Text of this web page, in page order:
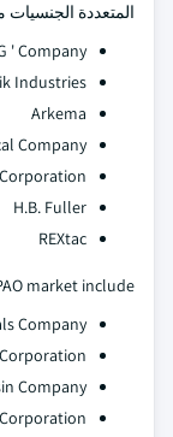
المتعددة الجنسيات
' Company
Industries
Arkema
Company
H.B. Fuller
REXtac
market include
Company
Company